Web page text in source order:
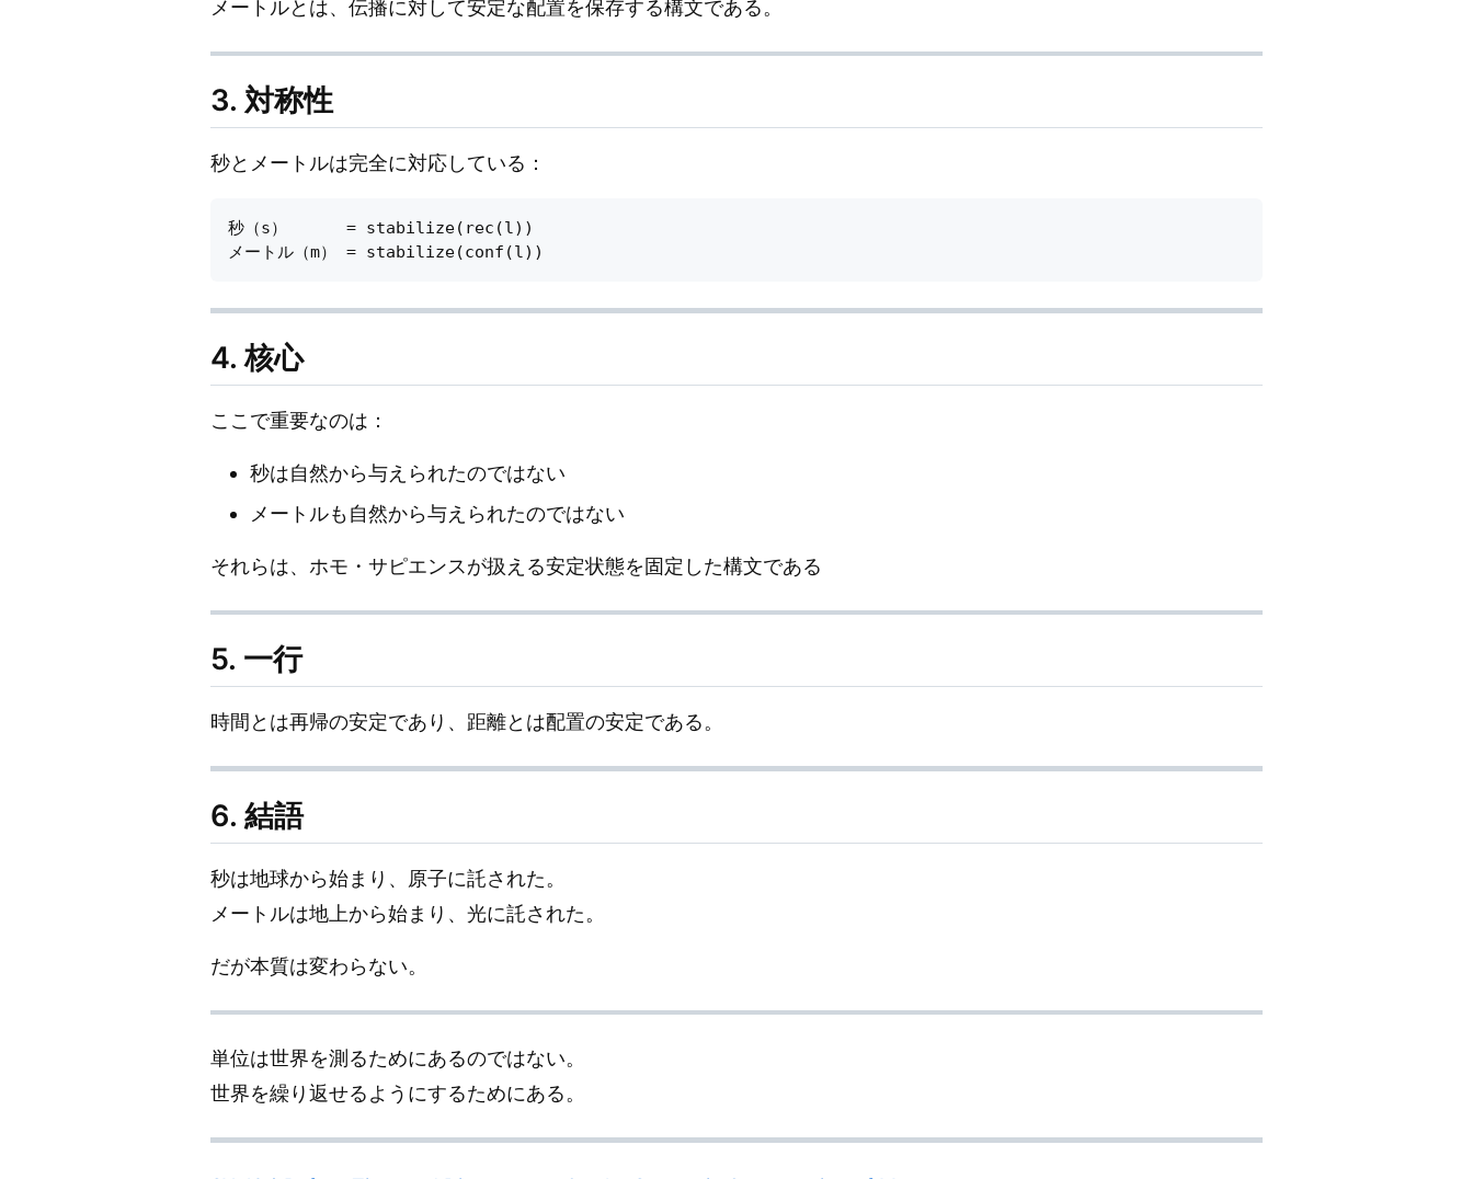
メートルとは、伝播に対して安定な配置を保存する構文である。
3. 対称性
秒とメートルは完全に対応している：
秒（s）      = stabilize(rec(l))
4. 核心
ここで重要なのは：
秒は自然から与えられたのではない
メートルも自然から与えられたのではない
それらは、ホモ・サピエンスが扱える安定状態を固定した構文である
5. 一行
時間とは再帰の安定であり、距離とは配置の安定である。
6. 結語
秒は地球から始まり、原子に託された。
メートルは地上から始まり、光に託された。
だが本質は変わらない。
単位は世界を測るためにあるのではない。
世界を繰り返せるようにするためにある。